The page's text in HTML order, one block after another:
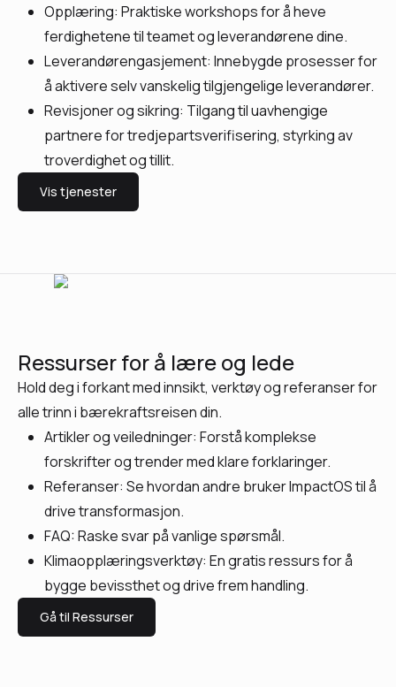
Opplæring: Praktiske workshops for å heve
ferdighetene til teamet og leverandørene dine.
Leverandørengasjement: Innebygde prosesser for
å aktivere selv vanskelig tilgjengelige leverandører.
Revisjoner og sikring: Tilgang til uavhengige
partnere for tredjepartsverifisering, styrking av
troverdighet og tillit.
Vis tjenester
Ressurser for å lære og lede
Hold deg i forkant med innsikt, verktøy og referanser for
alle trinn i bærekraftsreisen din.
Artikler og veiledninger: Forstå komplekse
forskrifter og trender med klare forklaringer.
Referanser: Se hvordan andre bruker ImpactOS til å
drive transformasjon.
FAQ: Raske svar på vanlige spørsmål.
Klimaopplæringsverktøy: En gratis ressurs for å
bygge bevissthet og drive frem handling.
Gå til Ressurser